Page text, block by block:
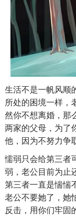
生活不是一帆风顺
所处的困境一样，
然你不想离婚，那
两家的父母，为了
他，因为不努力争
懦弱只会给第三者
弱，老公目前为止
第三者一直是惴惴
老公不要她了，她
反击，用你们牢固